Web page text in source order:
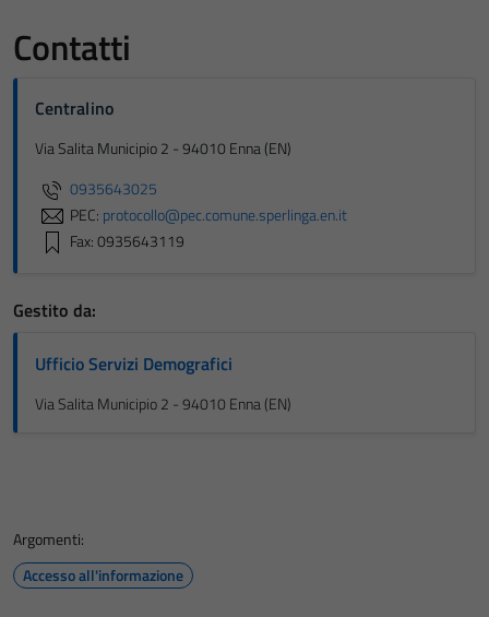
Contatti
Centralino
Via Salita Municipio 2 - 94010 Enna (EN)
0935643025
PEC: protocollo@pec.comune.sperlinga.en.it
Fax: 0935643119
Gestito da:
Ufficio Servizi Demografici
Via Salita Municipio 2 - 94010 Enna (EN)
Argomenti:
Accesso all'informazione